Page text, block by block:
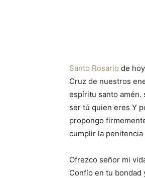
Santo Rosario de
Cruz de nuestros
espíritu santo amén.
ser tú quien eres Y
propongo
cumplir la
Ofrezco señor mi
Confío en tu